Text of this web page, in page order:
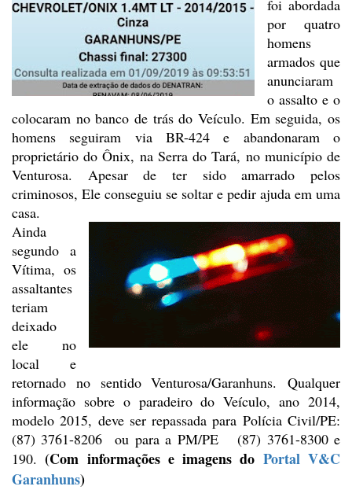
foi abordada
por quatro
homens
armados que
anunciaram
o assalto e o
colocaram no banco de trás do Veículo. Em seguida, os
homens seguiram via BR-424 e abandonaram o
proprietário do Ônix, naSerra do Tará, no município de
Venturosa. Apesar de ter sido amarrado pelos
criminosos, Ele conseguiu se soltar e pedir ajuda em uma
casa.
Ainda
segundo a
Vítima, os
assaltantes
teriam
deixado
ele no
local e
retornado no sentidoVenturosa/Garanhuns. Qualquer
informação sobre o paradeiro do Veículo, ano 2014,
modelo 2015, deve ser repassada para Polícia Civil/PE:
(87) 3761-8206
ou para a PM/PE (87) 3761-8300 e
190.(Com informações e imagens do Portal V&C
Garanhuns)